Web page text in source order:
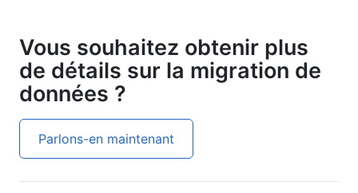
Vous souhaitez obtenir plus
de détails sur la migration de
données ?
Parlons-en maintenant